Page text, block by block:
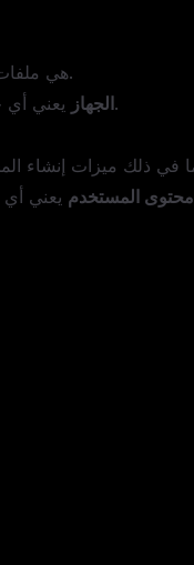
هي ملفات صغيرة يتم وضعها على جهازك لتخزين المعلومات المتعلقة بالتصفح.
الجهاز يعني أي جهاز قادر على الوصول إلى الخدمة، بما في ذلك أجهزة الكمبيوتر أو الأجهزة اللوحية أو الهواتف المحمولة.
محتوى المستخدم